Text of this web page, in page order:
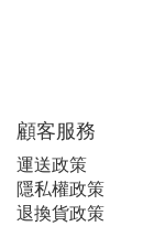
顧客服務
運送政策
隱私權政策
退換貨政策